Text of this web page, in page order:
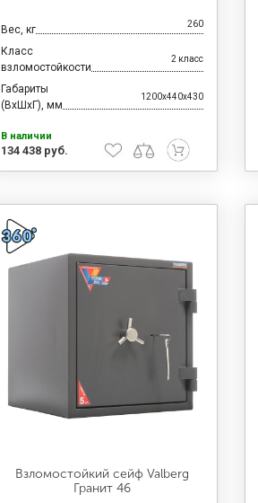
Вес, кг 260
Класс
взломостойкости
2 класс
Габариты
(ВхШхГ), мм
1200x440x430
В наличии
134 438 руб.
Взломостойкий сейф Valberg
Гранит 46